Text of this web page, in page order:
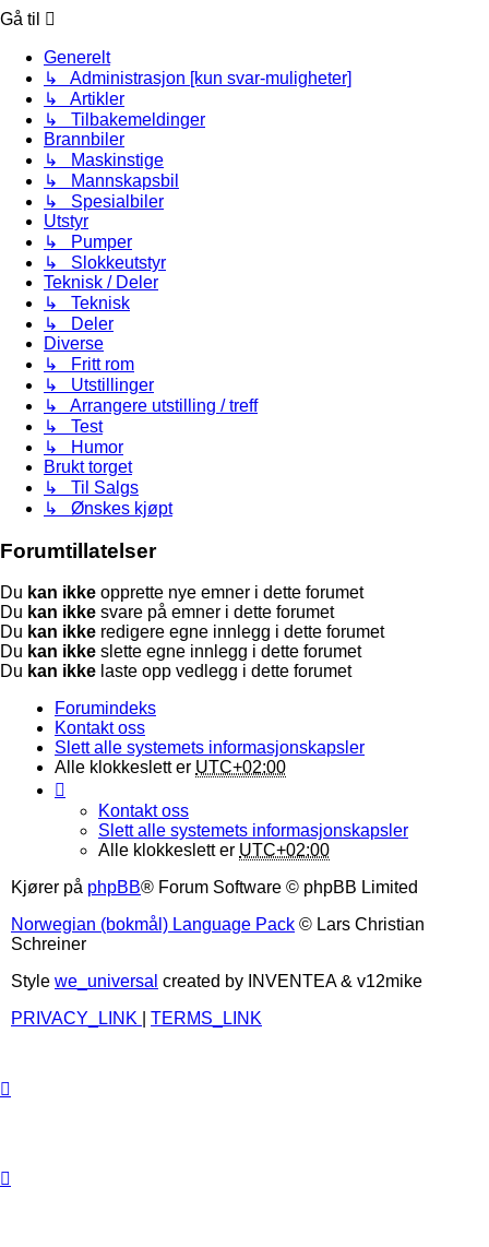
Gå til
Generelt
↳ Administrasjon [kun svar-muligheter]
↳ Artikler
↳ Tilbakemeldinger
Brannbiler
↳ Maskinstige
↳ Mannskapsbil
↳ Spesialbiler
Utstyr
↳ Pumper
↳ Slokkeutstyr
Teknisk / Deler
↳ Teknisk
↳ Deler
Diverse
↳ Fritt rom
↳ Utstillinger
↳ Arrangere utstilling / treff
↳ Test
↳ Humor
Brukt torget
↳ Til Salgs
↳ Ønskes kjøpt
Forumtillatelser
Du kan ikke opprette nye emner i dette forumet
Du kan ikke svare på emner i dette forumet
Du kan ikke redigere egne innlegg i dette forumet
Du kan ikke slette egne innlegg i dette forumet
Du kan ikke laste opp vedlegg i dette forumet
Forumindeks
Kontakt oss
Slett alle systemets informasjonskapsler
Alle klokkeslett er UTC+02:00
Kontakt oss
Slett alle systemets informasjonskapsler
Alle klokkeslett er UTC+02:00
Kjører på phpBB® Forum Software © phpBB Limited
Norwegian (bokmål) Language Pack © Lars Christian
Schreiner
Style we_universal created by INVENTEA & v12mike
PRIVACY_LINK
TERMS_LINK